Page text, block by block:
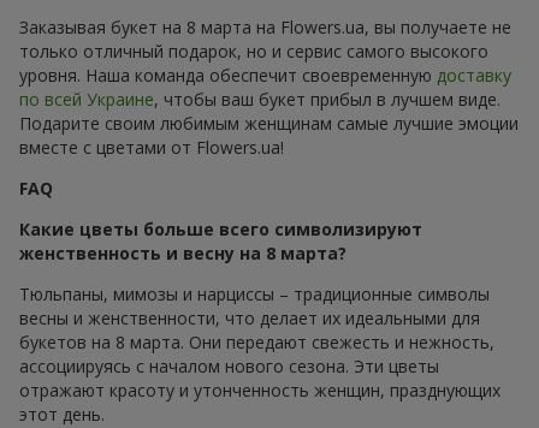
Заказывая букет на 8 марта на Flowers.ua, вы получаете не
только отличный подарок, но и сервис самого высокого
уровня. Наша команда обеспечит своевременную доставку
по всей Украине, чтобы ваш букет прибыл в лучшем виде.
Подарите своим любимым женщинам самые лучшие эмоции
вместе с цветами от Flowers.ua!
FAQ
Какие цветы больше всего символизируют
женственность и весну на 8 марта?
Тюльпаны, мимозы и нарциссы – традиционные символы
весны и женственности, что делает их идеальными для
букетов на 8 марта. Они передают свежесть и нежность,
ассоциируясь с началом нового сезона. Эти цветы
отражают красоту и утонченность женщин, празднующих
этот день.